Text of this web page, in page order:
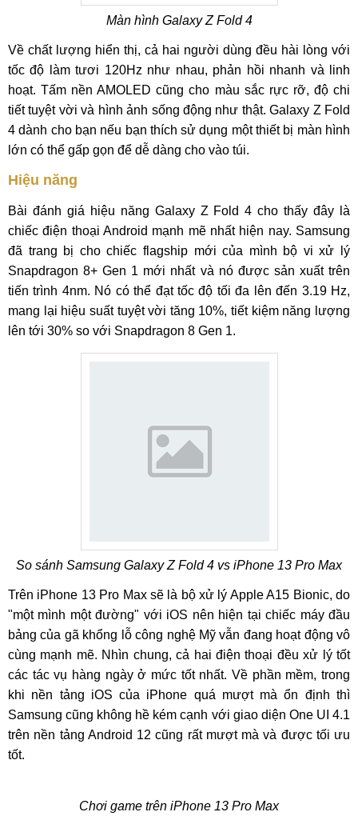
Màn hình Galaxy Z Fold 4
Về chất lượng hiển thị, cả hai người dùng đều hài lòng với
tốc độ làm tươi 120Hz như nhau, phản hồi nhanh và linh
hoạt. Tấm nền AMOLED cũng cho màu sắc rực rỡ, độ chi
tiết tuyệt vời và hình ảnh sống động như thật. Galaxy Z Fold
4 dành cho bạn nếu bạn thích sử dụng một thiết bị màn hình
lớn có thể gấp gọn để dễ dàng cho vào túi.
Hiệu năng
Bài đánh giá hiệu năng Galaxy Z Fold 4 cho thấy đây là
chiếc điện thoại Android mạnh mẽ nhất hiện nay. Samsung
đã trang bị cho chiếc flagship mới của mình bộ vi xử lý
Snapdragon 8+ Gen 1 mới nhất và nó được sản xuất trên
tiến trình 4nm. Nó có thể đạt tốc độ tối đa lên đến 3.19 Hz,
mang lại hiệu suất tuyệt vời tăng 10%, tiết kiệm năng lượng
lên tới 30% so với Snapdragon 8 Gen 1.
So sánh Samsung Galaxy Z Fold 4 vs iPhone 13 Pro Max
Trên iPhone 13 Pro Max sẽ là bộ xử lý Apple A15 Bionic, do
"một mình một đường" với iOS nên hiện tại chiếc máy đầu
bảng của gã khổng lỗ công nghệ Mỹ vẫn đang hoạt động vô
cùng mạnh mẽ. Nhìn chung, cả hai điện thoại đều xử lý tốt
các tác vụ hàng ngày ở mức tốt nhất. Về phần mềm, trong
khi nền tảng iOS của iPhone quá mượt mà ổn định thì
Samsung cũng không hề kém cạnh với giao diện One UI 4.1
trên nền tảng Android 12 cũng rất mượt mà và được tối ưu
tốt.
Chơi game trên iPhone 13 Pro Max